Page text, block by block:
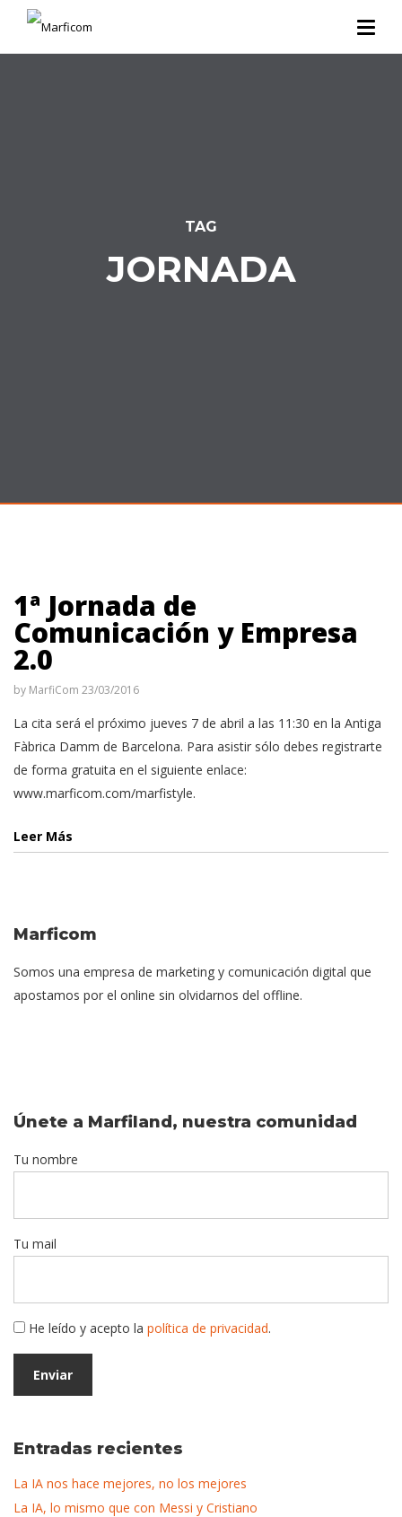
TAG
JORNADA
1ª Jornada de
Comunicación y Empresa
2.0
by MarfiCom 23/03/2016
La cita será el próximo jueves 7 de abril a las 11:30 en la Antiga
Fàbrica Damm de Barcelona. Para asistir sólo debes registrarte
de forma gratuita en el siguiente enlace:
www.marficom.com/marfistyle.
Leer Más
Marficom
Somos una empresa de marketing y comunicación digital que
apostamos por el online sin olvidarnos del offline.
Únete a Marfiland, nuestra comunidad
Tu nombre
Tu mail
He leído y acepto la política de privacidad.
Entradas recientes
La IA nos hace mejores, no los mejores
La IA, lo mismo que con Messi y Cristiano